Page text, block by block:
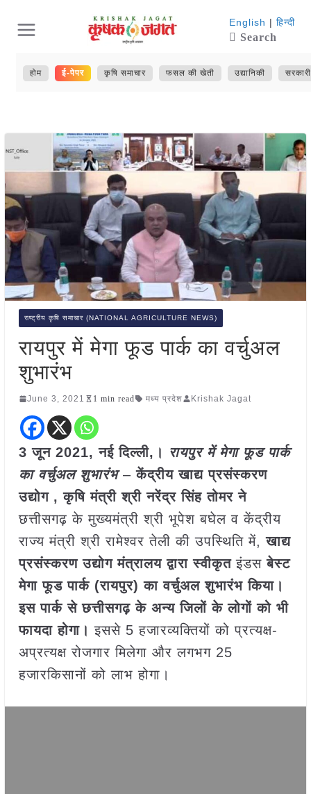
content
English | हिन्दी
Search
होम ई-पेपर कृषि समाचार फसल की खेती उद्यानिकी
राष्ट्रीय कृषि समाचार (NATIONAL AGRICULTURE NEWS)
रायपुर में मेगा फूड पार्क का वर्चुअल
शुभारंभ
June 3, 2021 1 min read मध्य प्रदेश Krishak Jagat
3 जून 2021, नई दिल्ली,। रायपुर में मेगा फूड पार्क
का वर्चुअल शुभारंभ–केंद्रीय खाद्य प्रसंस्करण
उद्योग , कृषि मंत्री श्री नरेंद्र सिंह तोमर ने
छत्तीसगढ़ के मुख्यमंत्री श्री भूपेश बघेल व केंद्रीय
राज्य मंत्री श्री रामेश्‍वर तेली की उपस्थिति में,खाद्य
प्रसंस्करण उद्योग मंत्रालय द्वारा स्वीकृतइंडसबेस्‍ट
मेगा फूड पार्क (रायपुर) का वर्चुअल शुभारंभ किया।
इस पार्क से छत्तीसगढ़ के अन्य जिलों के लोगों को भी
फायदा होगा।इससे 5 हजारव्यक्तियों को प्रत्यक्ष-
अप्रत्यक्ष रोजगार मिलेगा और लगभग 25
हजारकिसानों को लाभ होगा।